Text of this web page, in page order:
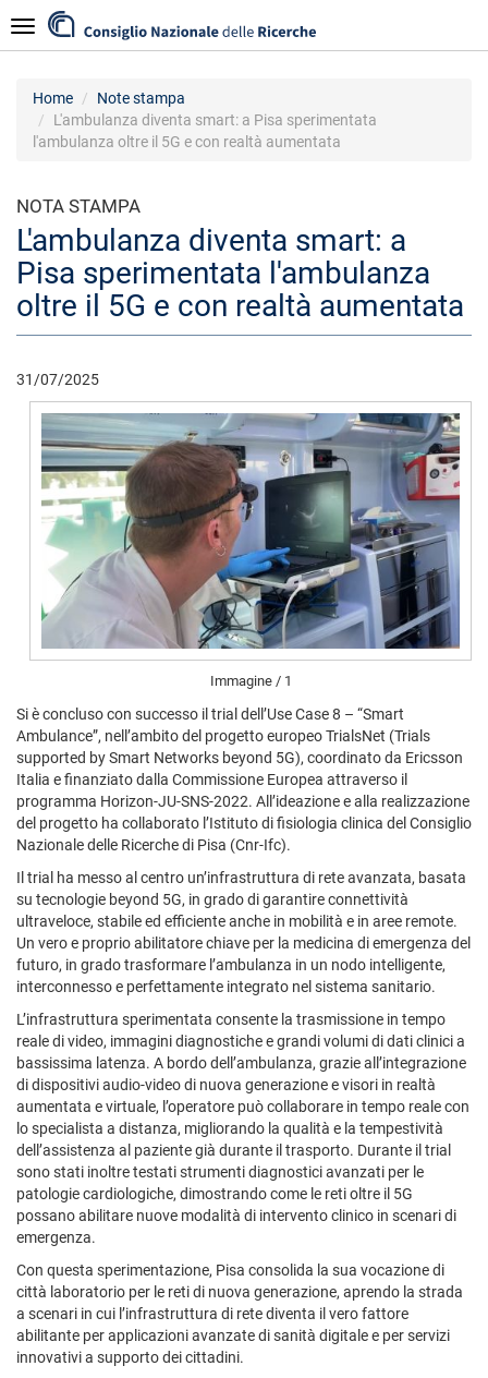
al
contenuto
Navigazione
Home
Note stampa
L'ambulanza diventa smart: a Pisa sperimentata
l'ambulanza oltre il 5G e con realtà aumentata
NOTA STAMPA
L'ambulanza diventa smart: a
Pisa sperimentata l'ambulanza
oltre il 5G e con realtà aumentata
31/07/2025
Immagine / 1
Si è concluso con successo il trial dell’Use Case 8 – “Smart
Ambulance”, nell’ambito del progetto europeo TrialsNet (Trials
supported by Smart Networks beyond 5G), coordinato da Ericsson
Italia e finanziato dalla Commissione Europea attraverso il
programma Horizon-JU-SNS-2022. All’ideazione e alla realizzazione
del progetto ha collaborato l’Istituto di fisiologia clinica del Consiglio
Nazionale delle Ricerche di Pisa (Cnr-Ifc).
Il trial ha messo al centro un’infrastruttura di rete avanzata, basata
su tecnologie beyond 5G, in grado di garantire connettività
ultraveloce, stabile ed efficiente anche in mobilità e in aree remote.
Un vero e proprio abilitatore chiave per la medicina di emergenza del
futuro, in grado trasformare l’ambulanza in un nodo intelligente,
interconnesso e perfettamente integrato nel sistema sanitario.
L’infrastruttura sperimentata consente la trasmissione in tempo
reale di video, immagini diagnostiche e grandi volumi di dati clinici a
bassissima latenza. A bordo dell’ambulanza, grazie all’integrazione
di dispositivi audio-video di nuova generazione e visori in realtà
aumentata e virtuale, l’operatore può collaborare in tempo reale con
lo specialista a distanza, migliorando la qualità e la tempestività
dell’assistenza al paziente già durante il trasporto. Durante il trial
sono stati inoltre testati strumenti diagnostici avanzati per le
patologie cardiologiche, dimostrando come le reti oltre il 5G
possano abilitare nuove modalità di intervento clinico in scenari di
emergenza.
Con questa sperimentazione, Pisa consolida la sua vocazione di
città laboratorio per le reti di nuova generazione, aprendo la strada
a scenari in cui l’infrastruttura di rete diventa il vero fattore
abilitante per applicazioni avanzate di sanità digitale e per servizi
innovativi a supporto dei cittadini.